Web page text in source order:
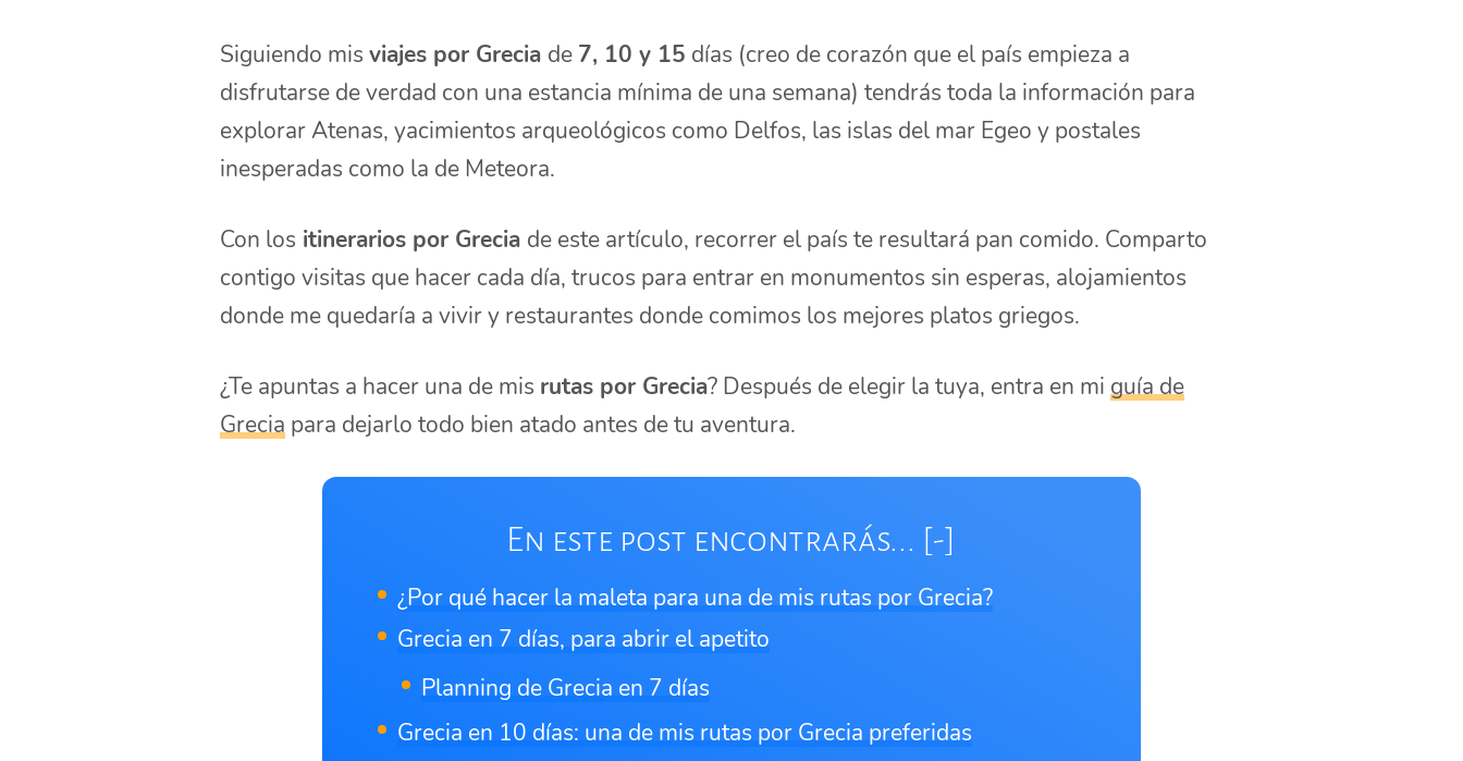
Siguiendo mis viajes por Grecia de 7, 10 y 15 días (creo de corazón que el país empieza a
disfrutarse de verdad con una estancia mínima de una semana) tendrás toda la información para
explorar Atenas, yacimientos arqueológicos como Delfos, las islas del mar Egeo y postales
inesperadas como la de Meteora.
Con los itinerarios por Grecia de este artículo, recorrer el país te resultará pan comido. Comparto
contigo visitas que hacer cada día, trucos para entrar en monumentos sin esperas, alojamientos
donde me quedaría a vivir y restaurantes donde comimos los mejores platos griegos.
¿Te apuntas a hacer una de mis rutas por Grecia? Después de elegir la tuya, entra en mi guía de
Greciapara dejarlo todo bien atado antes de tu aventura.
En este post encontrarás...
¿Por qué hacer la maleta para una de mis rutas por Grecia?
Grecia en 7 días, para abrir el apetito
Planning de Grecia en 7 días
Grecia en 10 días: una de mis rutas por Grecia preferidas